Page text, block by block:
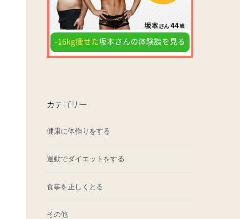
カテゴリー
健康に体作りをする
運動でダイエットをする
食事を正しくとる
その他